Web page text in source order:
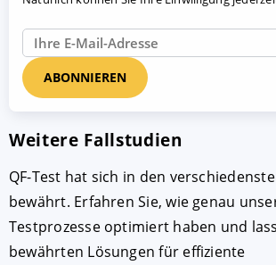
Weitere Fallstudien
QF-Test hat sich in den
bewährt. Erfahren Sie, wie genau
Testprozesse optimiert haben und
bewährten Lösungen für effiziente